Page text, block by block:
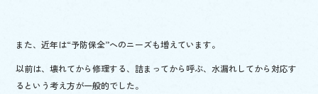
また、近年は“予防保全”へのニーズも増えています。
以前は、壊れてから修理する、詰まってから呼ぶ、水漏れしてから対応す
るという考え方が一般的でした。